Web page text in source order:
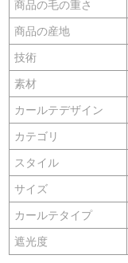
商品の毛の重さ
商品の産地
技術
素材
カールテデザイン
カテゴリ
スタイル
サイズ
カールテタイプ
遮光度